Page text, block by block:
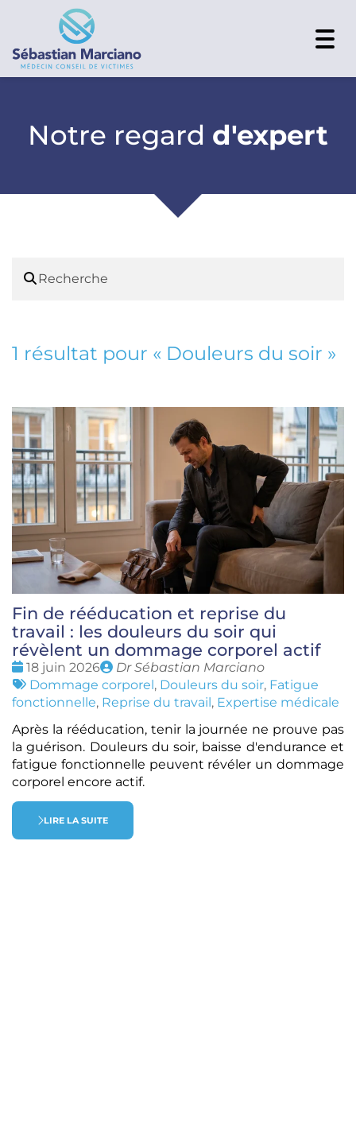
Notre regard d'expert
1 résultat pour « Douleurs du soir »
Fin de rééducation et reprise du
travail : les douleurs du soir qui
révèlent un dommage corporel actif
Date
:
18 juin 2026
Publié
par
Dr Sébastian Marciano
Tags
:
Dommage corporel, Douleurs du soir, Fatigue
fonctionnelle, Reprise du travail, Expertise médicale
Après la rééducation, tenir la journée ne prouve pas
la guérison. Douleurs du soir, baisse d'endurance et
fatigue fonctionnelle peuvent révéler un dommage
corporel encore actif.
LIRE LA SUITE